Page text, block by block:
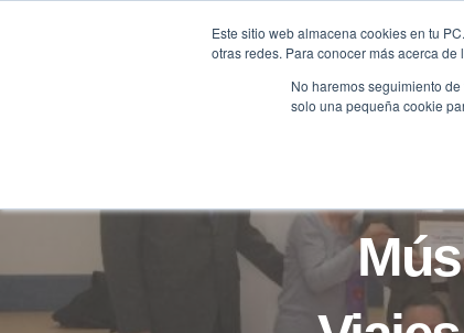
Este sitio web almacena cookies en tu
otras redes. Para conocer más acerca
No haremos seguimiento
solo una pequeña cookie